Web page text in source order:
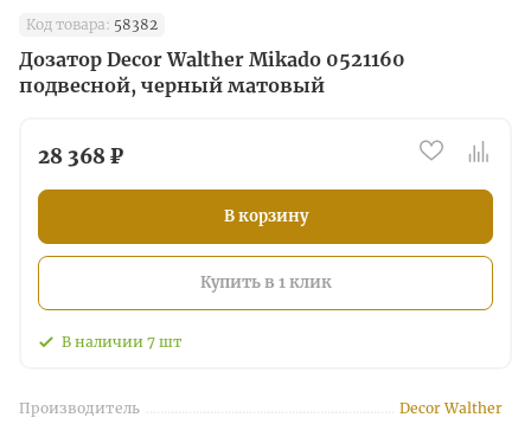
Код товара: 58382
Дозатор Decor Walther Mikado 0521160
подвесной, черный матовый
28 368 ₽
В корзину
Купить в 1 клик
В наличии 7 шт
Производитель Decor Walther